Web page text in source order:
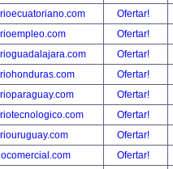
Ofertar!
Ofertar!
Ofertar!
Ofertar!
Ofertar!
Ofertar!
Ofertar!
Ofertar!